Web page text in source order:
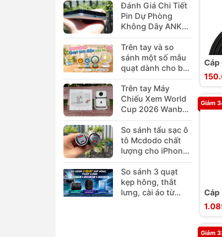
Cáp
3.1
Giảm
Cáp
Giảm
Đánh Giá Chi Tiết
Pin Dự Phòng
Không Dây ANKER
MagGo A1665
Trên tay và so
sánh một số mẫu
quạt dành cho bé
Jisulife 2s/4/1
Aecooly Click
Trên tay Máy
Chiếu Xem World
Cup 2026 Wanbo
T2 Ultra Android
TV
So sánh tẩu sạc ô
tô Mcdodo chất
lượng cho iPhone
MacBook
So sánh 3 quạt
kẹp hông, thắt
lưng, cài áo từ